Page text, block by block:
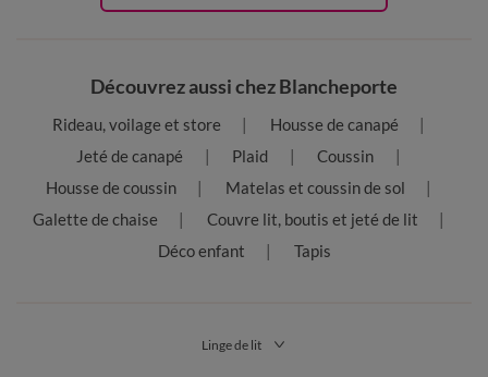
Découvrez aussi chez Blancheporte
Rideau, voilage et store
Housse de canapé
Jeté de canapé
Plaid
Coussin
Housse de coussin
Matelas et coussin de sol
Galette de chaise
Couvre lit, boutis et jeté de lit
Déco enfant
Tapis
Linge de lit